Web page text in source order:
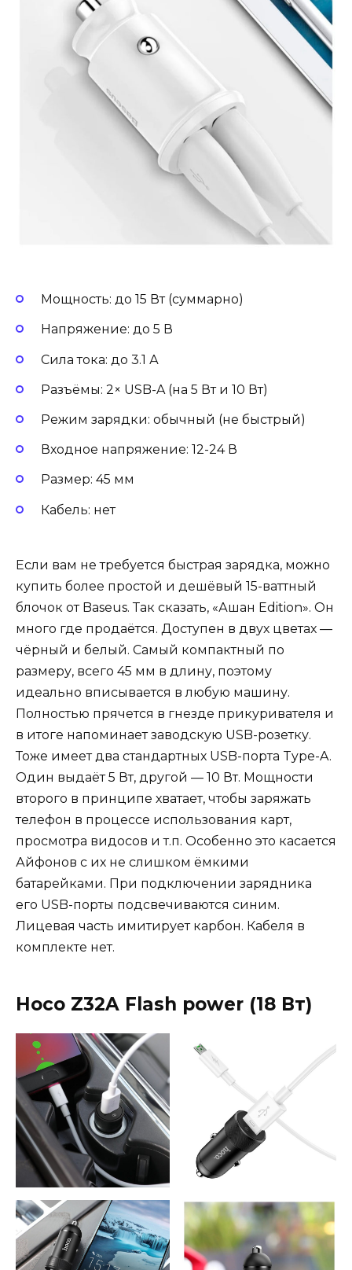
Мощность: до 15 Вт (суммарно)
Напряжение: до 5 В
Сила тока: до 3.1 А
Разъёмы: 2× USB-A (на 5 Вт и 10 Вт)
Режим зарядки: обычный (не быстрый)
Входное напряжение: 12-24 В
Размер: 45 мм
Кабель: нет
Если вам не требуется быстрая зарядка, можно
купить более простой и дешёвый 15-ваттный
блочок от Baseus. Так сказать, «Ашан Edition». Он
много где продаётся. Доступен в двух цветах —
чёрный и белый. Самый компактный по
размеру, всего 45 мм в длину, поэтому
идеально вписывается в любую машину.
Полностью прячется в гнезде прикуривателя и
в итоге напоминает заводскую USB-розетку.
Тоже имеет два стандартных USB-порта Type-A.
Один выдаёт 5 Вт, другой — 10 Вт. Мощности
второго в принципе хватает, чтобы заряжать
телефон в процессе использования карт,
просмотра видосов и т.п. Особенно это касается
Айфонов с их не слишком ёмкими
батарейками. При подключении зарядника
его USB-порты подсвечиваются синим.
Лицевая часть имитирует карбон. Кабеля в
комплекте нет.
Hoco Z32A Flash power (18 Вт)